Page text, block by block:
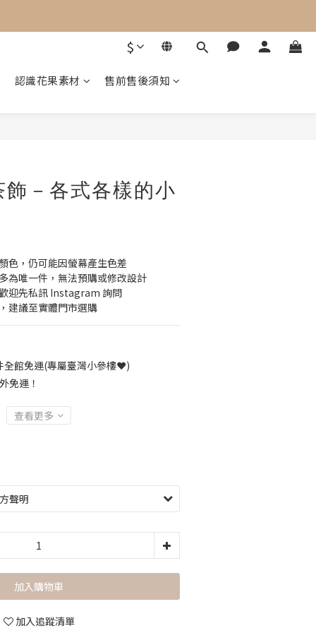
$
認識花果素材 售前售後須知
－各式各樣的小
色，仍可能因螢幕產生色差
為唯一件，無法預購或修改設計
迎先私訊 Instagram 詢問
建議至實體門市選購
全館免運(專屬臺灣小參樓❤️)
免運！
查看更多
加入購物車
加入追蹤清單